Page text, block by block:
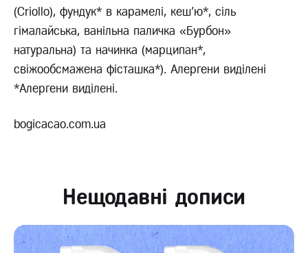
(Criollo), фундук* в карамелі, кеш'ю*, сіль
гімалайська, ванільна паличка «Бурбон»
натуральна) та начинка (марципан*,
свіжообсмажена фісташка*). Алергени виділені
*Алергени виділені.
bogicacao.com.ua
Нещодавні дописи